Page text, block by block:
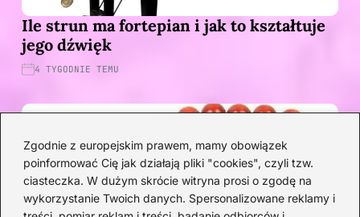
Zgodnie z europejskim prawem, mamy obowiązek
poinformować Cię jak działają pliki "cookies", czyli tzw.
ciasteczka. W dużym skrócie witryna prosi o zgodę na
wykorzystanie Twoich danych. Spersonalizowane reklamy i
Ile strun ma fortepian i jak to kształtuje
jego dźwięk
4 TYGODNIE TEMU